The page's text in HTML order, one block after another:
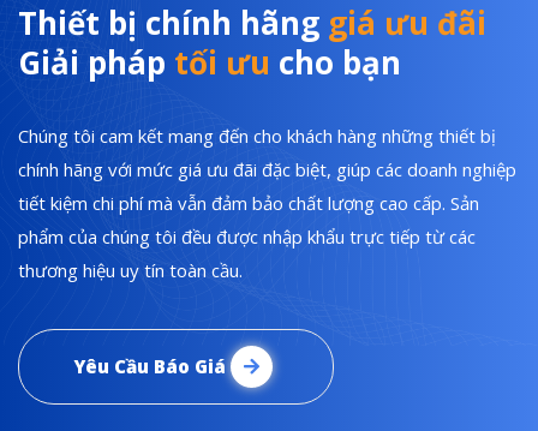
Thiết bị chính hãng giá ưu đãi
Giải pháp tối ưu cho bạn
Chúng tôi cam kết mang đến cho khách hàng những thiết bị
chính hãng với mức giá ưu đãi đặc biệt, giúp các doanh nghiệp
tiết kiệm chi phí mà vẫn đảm bảo chất lượng cao cấp. Sản
phẩm của chúng tôi đều được nhập khẩu trực tiếp từ các
thương hiệu uy tín toàn cầu.
Yêu Cầu Báo Giá